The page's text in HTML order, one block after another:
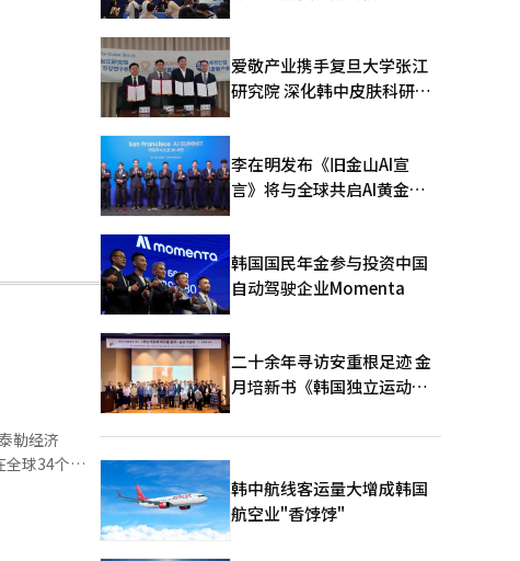
勒经济
美、中南
爱敬产业携手复旦大学张江
研究院 深化韩中皮肤科研合
李在明发布《旧金山AI宣
言》将与全球共启AI黄金时
韩国国民年金参与投资中国
自动驾驶企业Momenta
二十余年寻访安重根足迹 金
月培新书《韩国独立运动圣
版
韩中航线客运量大增成韩国
航空业"香饽饽"